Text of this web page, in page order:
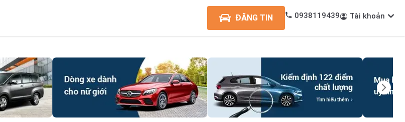
ĐĂNG TIN 0938119439 Tài khoản